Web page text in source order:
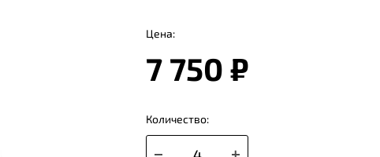
Цена:
7 750 ₽
Количество: